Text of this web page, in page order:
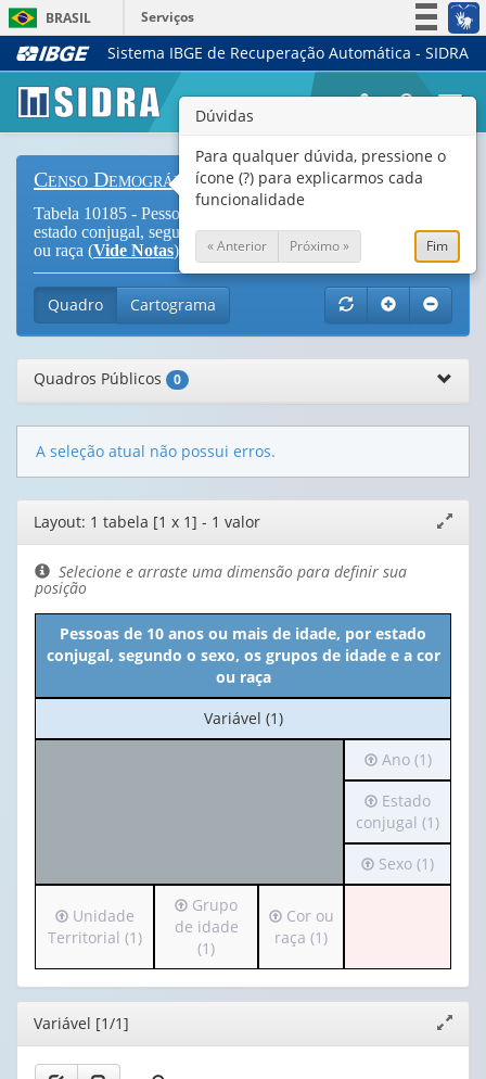
BRASIL
Serviços
Simplifique!
Legislação
Canais
Sistema IBGE de Recuperação Automática - SIDRA
Censo Demográfico
Tabela 10185 - Pessoas de 10 anos ou mais de idade, por
estado conjugal, segundo o sexo, os grupos de idade e a cor
ou raça (Vide Notas)
Quadro Cartograma
Quadros Públicos 0
A seleção atual não possui erros.
Editor
de
layout
janela
Layout: 1 tabela [1 x 1] - 1 valor
Selecione e arraste uma dimensão para definir sua
posição
Pessoas de 10 anos ou mais de idade, por estado
conjugal, segundo o sexo, os grupos de idade e a cor
ou raça
No
cabeçalho:
Variável (1)
Irá
para
o
cabeçalho
(possui
apenas
1
(1)
Ano (1)
Irá
para
o
cabeçalho
(possui
Estado
conjugal (1)
Irá
para
apenas
1
Sexo (1)
Irá
para
(possui
apenas
1
valor):
Unidade
Territorial (1)
Irá
para
cabeçalho
(possui
Grupo
de idade
(1)
Irá
para
(possui
1
Cor ou
raça (1)
Editor
janela
Variável [1/1]
Dúvidas
Para qualquer dúvida, pressione o
ícone (?) para explicarmos cada
funcionalidade
« Anterior Próximo » Fim